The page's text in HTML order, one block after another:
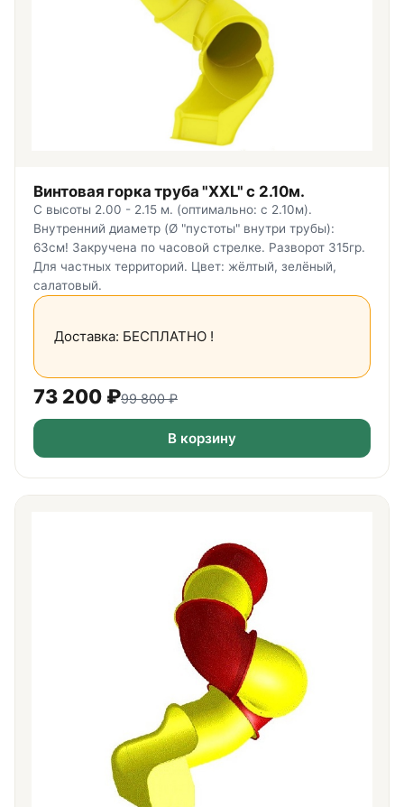
Винтовая горка труба "XXL" с 2.10м.
С высоты 2.00 - 2.15 м. (оптимально: с 2.10м).
Внутренний диаметр (Ø "пустоты" внутри трубы):
63см! Закручена по часовой стрелке. Разворот 315гр.
Для частных территорий. Цвет: жёлтый, зелёный,
салатовый.
Доставка: БЕСПЛАТНО !
73 200 ₽99 800₽
В корзину